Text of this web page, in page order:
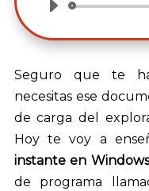
Reproductor
audio
Seguro que te ha
necesitas ese
de carga del
Hoy te voy a
instante en
de programa